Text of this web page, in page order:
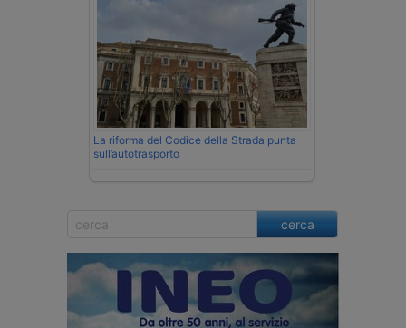
La riforma del Codice della Strada punta
sull’autotrasporto
cerca